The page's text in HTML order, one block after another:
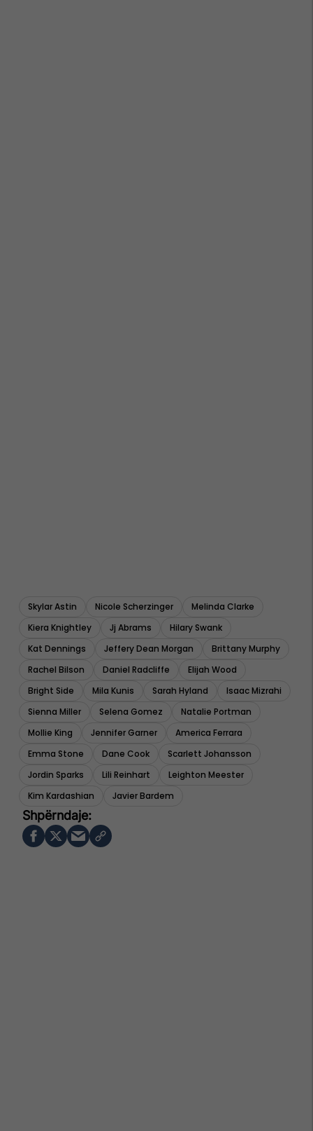
Skylar Astin Nicole Scherzinger
Melinda Clarke
Kiera Knightley
Jj Abrams
Hilary Swank
Kat Dennings
Jeffery Dean Morgan
Brittany Murphy
Rachel Bilson
Daniel Radcliffe
Elijah Wood
Bright Side
Mila Kunis Sarah Hyland
Isaac Mizrahi
Sienna Miller
Selena Gomez
Natalie Portman
Mollie King
Jennifer Garner
America Ferrara
Emma Stone
Dane Cook
Scarlett Johansson
Jordin Sparks
Lili Reinhart
Leighton Meester
Kim Kardashian
Javier Bardem